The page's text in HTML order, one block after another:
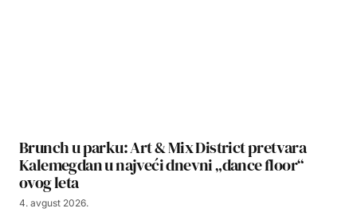
Brunch u parku: Art & Mix District pretvara
Kalemegdan u najveći dnevni „dance floor“
ovog leta
4. avgust 2026.